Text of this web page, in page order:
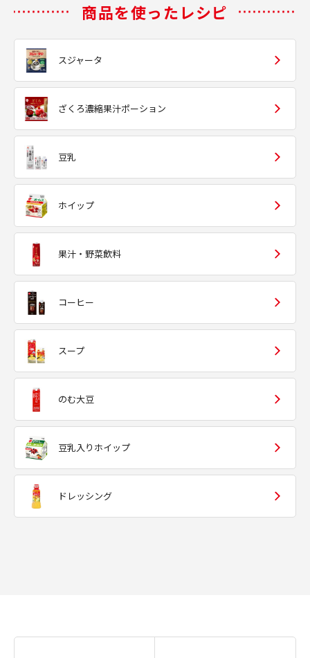
商品を使ったレシピ
スジャータ
ざくろ濃縮果汁ポーション
豆乳
ホイップ
果汁・野菜飲料
コーヒー
スープ
のむ大豆
豆乳入りホイップ
ドレッシング